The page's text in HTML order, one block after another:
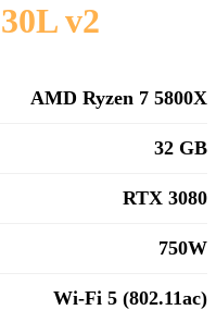
v2
AMD Ryzen 7 5800X
32 GB
RTX 3080
750W
Wi-Fi 5 (802.11ac)